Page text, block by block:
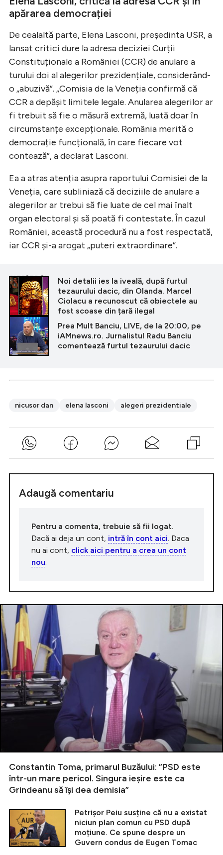
apărarea democrației
De cealaltă parte, Elena Lasconi, președinta USR, a
lansat critici dure la adresa deciziei Curții
Constituționale a României (CCR) de anulare a
turului doi al alegerilor prezidențiale, considerând-
o „abuzivă”. „Comisia de la Veneția confirmă că
CCR a depășit limitele legale. Anularea alegerilor ar
fi trebuit să fie o măsură extremă, luată doar în
circumstanțe excepționale. România merită o
democrație funcțională, în care fiecare vot
contează”, a declarat Lasconi.
Ea a atras atenția asupra raportului Comisiei de la
Veneția, care subliniază că deciziile de anulare a
alegerilor ar trebui să fie luate de cel mai înalt
organ electoral și să poată fi contestate. În cazul
României, această procedură nu a fost respectată,
iar CCR și-a arogat „puteri extraordinare”.
CITEȘTE ȘI
Noi detalii ies la iveală, după furtul
tezaurului dacic, din Olanda. Marcel
Ciolacu a recunoscut că obiectele au
fost scoase din țară ilegal
Prea Mult Banciu, LIVE, de la 20:00, pe
iAMnews.ro. Jurnalistul Radu Banciu
comentează furtul tezaurului dacic
nicusor dan elena lasconi alegeri prezidentiale
Adaugă comentariu
Pentru a comenta, trebuie să fii logat.
Dacă ai deja un cont, intră în cont aici . Daca
nu ai cont, click aici pentru a crea un cont
nou
Constantin Toma, primarul Buzăului: ”PSD este
într-un mare pericol. Singura ieșire este ca
Grindeanu să își dea demisia”
Petrișor Peiu susține că nu a existat
niciun plan comun cu PSD după
moțiune. Ce spune despre un
Guvern condus de Eugen Tomac